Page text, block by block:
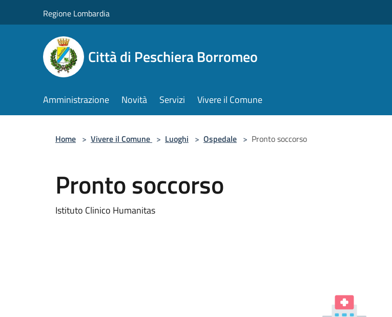
Regione Lombardia
Città di Peschiera Borromeo
Amministrazione Novità Servizi Vivere il Comune
Home > Vivere il Comune > Luoghi > Ospedale > Pronto soccorso
Pronto soccorso
Istituto Clinico Humanitas